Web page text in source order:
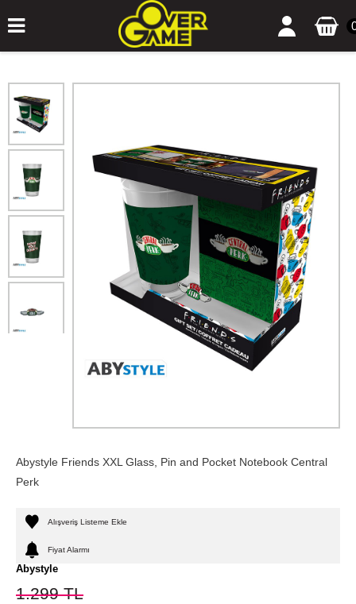
Abystyle Friends XXL Glass, Pin and Pocket Notebook Central
Perk
Alışveriş Listeme Ekle
Fiyat Alarmı
Abystyle
1.299TL